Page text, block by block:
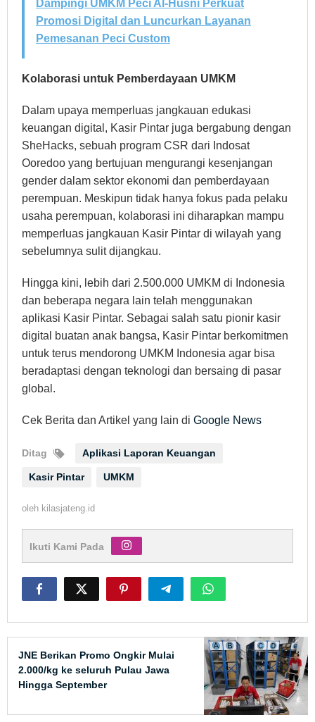
Dampingi UMKM Peci Al-Husni Perkuat
Promosi Digital dan Luncurkan Layanan
Pemesanan Peci Custom
Kolaborasi untuk Pemberdayaan UMKM
Dalam upaya memperluas jangkauan edukasi
keuangan digital, Kasir Pintar juga bergabung dengan
SheHacks, sebuah program CSR dari Indosat
Ooredoo yang bertujuan mengurangi kesenjangan
gender dalam sektor ekonomi dan pemberdayaan
perempuan. Meskipun tidak hanya fokus pada pelaku
usaha perempuan, kolaborasi ini diharapkan mampu
memperluas jangkauan Kasir Pintar di wilayah yang
sebelumnya sulit dijangkau.
Hingga kini, lebih dari 2.500.000 UMKM di Indonesia
dan beberapa negara lain telah menggunakan
aplikasi Kasir Pintar. Sebagai salah satu pionir kasir
digital buatan anak bangsa, Kasir Pintar berkomitmen
untuk terus mendorong UMKM Indonesia agar bisa
beradaptasi dengan teknologi dan bersaing di pasar
global.
Cek Berita dan Artikel yang lain di Google News
Ditag Aplikasi Laporan Keuangan
Kasir Pintar UMKM
oleh kilasjateng.id
Ikuti Kami Pada
JNE Berikan Promo Ongkir Mulai
2.000/kg ke seluruh Pulau Jawa
Hingga September